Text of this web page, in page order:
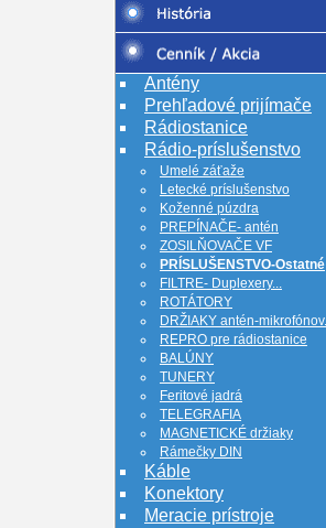
Antény
Prehľadové prijímače
Rádiostanice
Rádio-príslušenstvo
Umelé záťaže
Letecké príslušenstvo
Koženné púzdra
PREPÍNAČE- antén
ZOSILŇOVAČE VF
PRÍSLUŠENSTVO-Ostatné
FILTRE- Duplexery...
ROTÁTORY
DRŽIAKY antén-
REPRO pre rádiostanice
BALÚNY
TUNERY
Feritové jadrá
TELEGRAFIA
MAGNETICKÉ držiaky
Rámečky DIN
Káble
Konektory
Meracie prístroje